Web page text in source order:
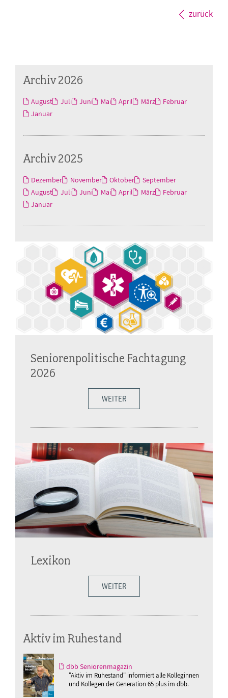
zurück
Archiv 2026
August Juli Juni Mai April März
Februar
Januar
Archiv 2025
Dezember November Oktober
September
August
Juli Juni Mai April März
Februar
Januar
Seniorenpolitische Fachtagung
2026
WEITER
Lexikon
WEITER
Aktiv im Ruhestand
dbb Seniorenmagazin
"Aktiv im Ruhestand" informiert alle Kolleginnen
und Kollegen der Generation 65 plus im dbb.